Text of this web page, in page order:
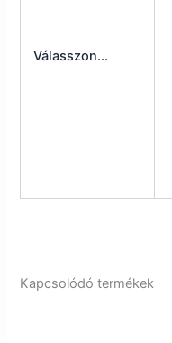
Válasszon...
Kapcsolódó termékek